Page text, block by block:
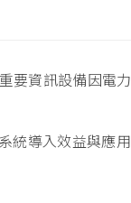
要資訊設備因電力
統導入效益與應用